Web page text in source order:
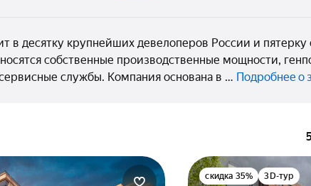
десятку крупнейших девелоперов России и пятерку
собственные производственные мощности,
службы. Компания основана в … Подробнее о
скидка 35% 3D-тур